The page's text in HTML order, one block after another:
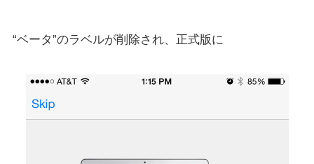
“ベータ”のラベルが削除され、正式版に